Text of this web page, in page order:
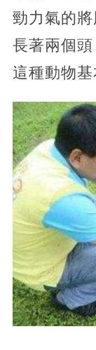
勁力氣的
長著兩個
這種動物基